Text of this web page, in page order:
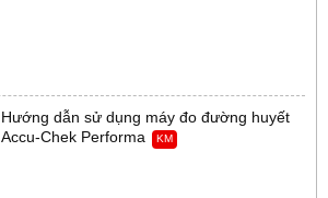
Hướng dẫn sử dụng máy đo đường huyết
Accu-Chek Performa
KM